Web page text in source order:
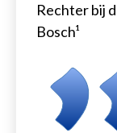
Rechter bij
Bosch¹